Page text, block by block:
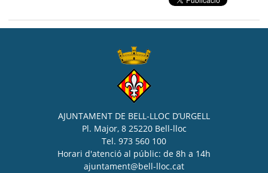
AJUNTAMENT DE BELL-LLOC D’URGELL
Pl. Major, 8 25220 Bell-lloc
Tel. 973 560 100
Horari d'atenció al públic: de 8h a 14h
ajuntament@bell-lloc.cat